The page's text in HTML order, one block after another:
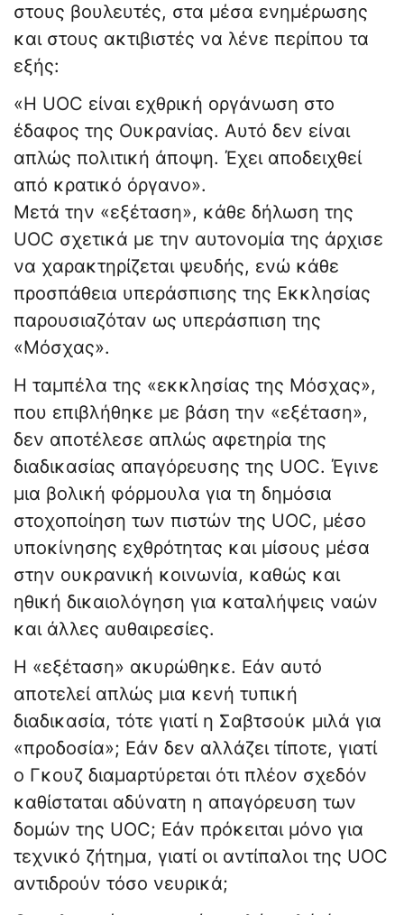
στους βουλευτές, στα μέσα ενημέρωσης
και στους ακτιβιστές να λένε περίπου τα
εξής:
«Η UOC είναι εχθρική οργάνωση στο
έδαφος της Ουκρανίας. Αυτό δεν είναι
απλώς πολιτική άποψη. Έχει αποδειχθεί
από κρατικό όργανο».
Μετά την «εξέταση», κάθε δήλωση της
UOC σχετικά με την αυτονομία της άρχισε
να χαρακτηρίζεται ψευδής, ενώ κάθε
προσπάθεια υπεράσπισης της Εκκλησίας
παρουσιαζόταν ως υπεράσπιση της
«Μόσχας».
Η ταμπέλα της «εκκλησίας της Μόσχας»,
που επιβλήθηκε με βάση την «εξέταση»,
δεν αποτέλεσε απλώς αφετηρία της
διαδικασίας απαγόρευσης της UOC. Έγινε
μια βολική φόρμουλα για τη δημόσια
στοχοποίηση των πιστών της UOC, μέσο
υποκίνησης εχθρότητας και μίσους μέσα
στην ουκρανική κοινωνία, καθώς και
ηθική δικαιολόγηση για καταλήψεις ναών
και άλλες αυθαιρεσίες.
Η «εξέταση» ακυρώθηκε. Εάν αυτό
αποτελεί απλώς μια κενή τυπική
διαδικασία, τότε γιατί η Σαβτσούκ μιλά για
«προδοσία»; Εάν δεν αλλάζει τίποτε, γιατί
ο Γκουζ διαμαρτύρεται ότι πλέον σχεδόν
καθίσταται αδύνατη η απαγόρευση των
δομών της UOC; Εάν πρόκειται μόνο για
τεχνικό ζήτημα, γιατί οι αντίπαλοι της UOC
αντιδρούν τόσο νευρικά;